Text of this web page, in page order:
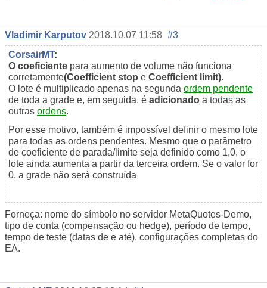
Vladimir Karputov 2018.10.07 11:58 #3
CorsairMT:
O coeficiente para aumento de volume não funciona
corretamente(Coefficient stop e Coefficient limit).
O lote é multiplicado apenas na segunda ordem pendente
de toda a grade e, em seguida, é adicionado a todas as
outras ordens.
Por esse motivo, também é impossível definir o mesmo lote
para todas as ordens pendentes. Mesmo que o parâmetro
de coeficiente de parada/limite seja definido como 1,0, o
lote ainda aumenta a partir da terceira ordem. Se o valor for
0, a grade não será construída
Forneça: nome do símbolo no servidor MetaQuotes-Demo,
tipo de conta (compensação ou hedge), período de tempo,
tempo de teste (datas de e até), configurações completas do
EA.